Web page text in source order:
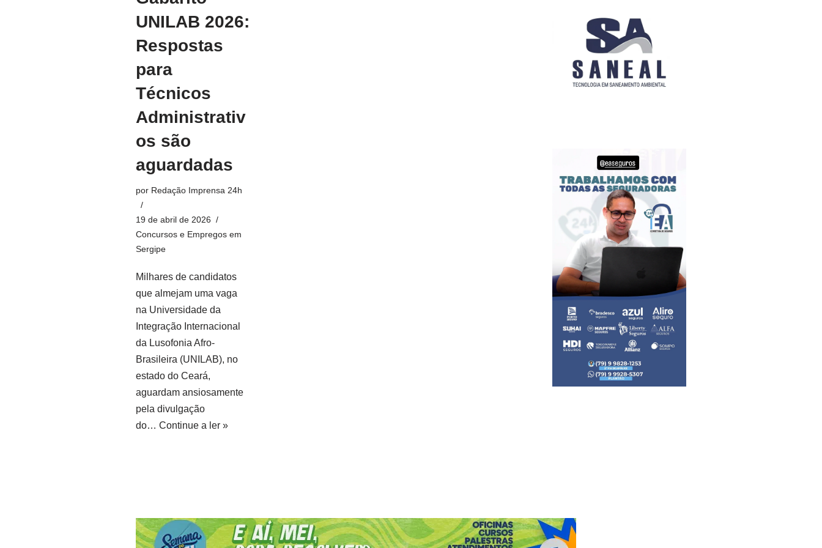
UNILAB 2026:
Respostas
para
Técnicos
Administrativ
os são
aguardadas
por Redação Imprensa 24h
19 de abril de 2026
Concursos e Empregos em
Sergipe
Milhares de candidatos
que almejam uma vaga
na Universidade da
Integração Internacional
da Lusofonia Afro-
Brasileira (UNILAB), no
estado do Ceará,
aguardam ansiosamente
pela divulgação
do… Continue a ler »